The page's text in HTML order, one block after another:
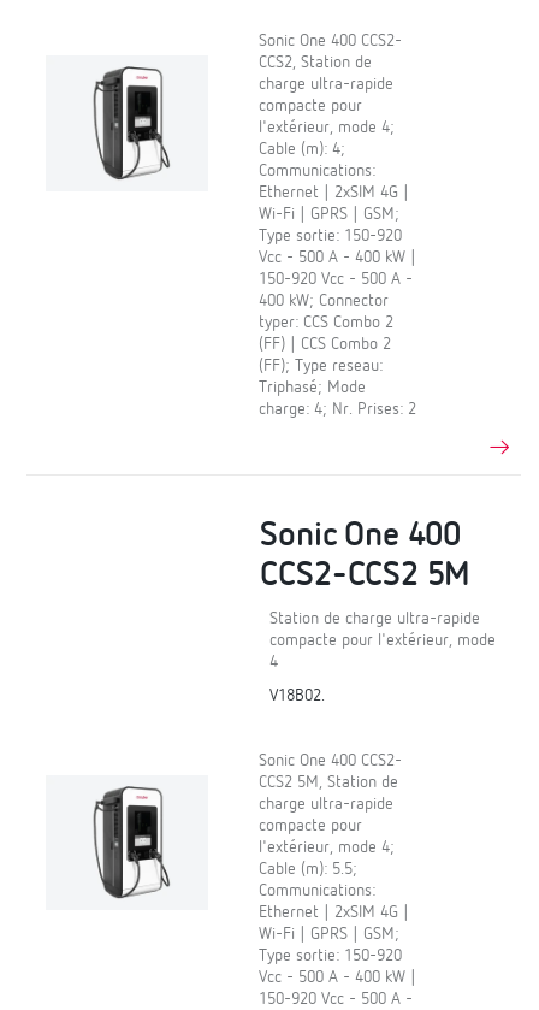
Sonic One 400 CCS2-
CCS2, Station de
charge ultra-rapide
compacte pour
l'extérieur, mode 4;
Cable (m): 4;
Communications:
Ethernet | 2xSIM 4G |
Wi-Fi | GPRS | GSM;
Type sortie: 150-920
Vcc - 500 A - 400 kW |
150-920 Vcc - 500 A -
400 kW; Connector
typer: CCS Combo 2
(FF) | CCS Combo 2
(FF); Type reseau:
Triphasé; Mode
charge: 4; Nr. Prises: 2
Sonic One 400
CCS2-CCS2 5M
Station de charge ultra-rapide
compacte pour l'extérieur, mode
4
V18B02.
Sonic One 400 CCS2-
CCS2 5M, Station de
charge ultra-rapide
compacte pour
l'extérieur, mode 4;
Cable (m): 5.5;
Communications:
Ethernet | 2xSIM 4G |
Wi-Fi | GPRS | GSM;
Type sortie: 150-920
Vcc - 500 A - 400 kW |
150-920 Vcc - 500 A -